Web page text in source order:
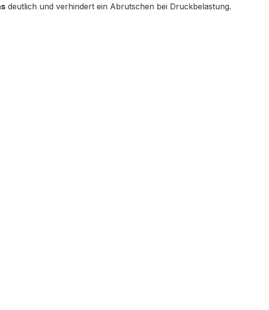
deutlich und verhindert ein Abrutschen bei Druckbelastung.